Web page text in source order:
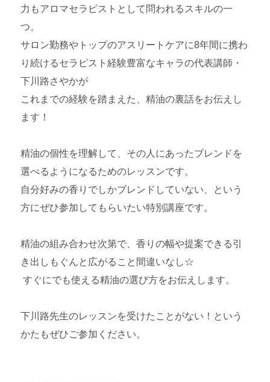
力もアロマセラピストとして問われるスキルの一
つ。
サロン勤務やトップのアスリートケアに8年間に携わ
り続けるセラピスト経験豊富なキャラの代表講師・
下川路さやかが
これまでの経験を踏まえた、精油の裏話をお伝えし
ます！
精油の個性を理解して、その人にあったブレンドを
選べるようになるためのレッスンです。
自分好みの香りでしかブレンドしていない、という
方にぜひ参加してもらいたい特別講座です。
精油の組み合わせ次第で、香りの幅や提案できる引
き出しもぐんと広がること間違いなし☆
すぐにでも使える精油の選び方をお伝えします。
下川路先生のレッスンを受けたことがない！という
かたもぜひご参加ください。